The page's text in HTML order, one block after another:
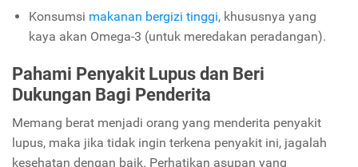
Konsumsi makanan bergizi tinggi, khususnya yang
kaya akan Omega-3 (untuk meredakan peradangan).
Pahami Penyakit Lupus dan Beri
Dukungan Bagi Penderita
Memang berat menjadi orang yang menderita penyakit
lupus, maka jika tidak ingin terkena penyakit ini, jagalah
kesehatan dengan baik. Perhatikan asupan yang